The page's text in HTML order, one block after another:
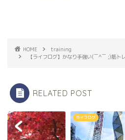
HOME
training
【ライフログ】かなり手強い(￣^￣ ;)筋ト
RELATED POST
ライフログ